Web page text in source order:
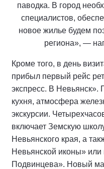
паводка. В город
специалистов,
новое жилье будем
региона», —
Кроме того, в день
прибыл первый рейс
экспресс. В Невьянск».
кухня, атмосфера
экскурсии.
включает Земскую
Невьянского края, а
Невьянской иконы» или
Подвинцева». Новый